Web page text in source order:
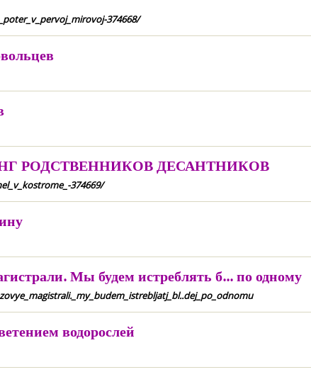
374668/
РОДСТВЕННИКОВ ДЕСАНТНИКОВ
374669/
Мы будем истреблять б... по одному
водорослей